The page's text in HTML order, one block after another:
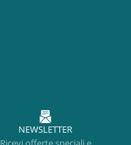
NEWSLETTER